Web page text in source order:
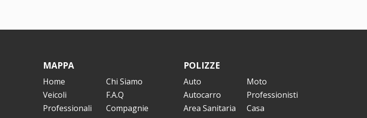
MAPPA
Home
Chi Siamo
Veicoli
F.A.Q
Professionali
Compagnie
POLIZZE
Auto
Moto
Autocarro
Professionisti
Area Sanitaria
Casa